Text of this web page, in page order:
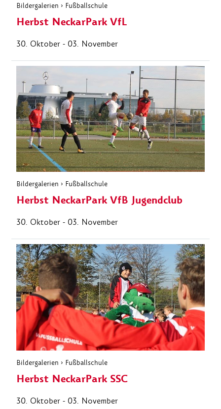
Bildergalerien › Fußballschule
Herbst NeckarPark VfL
30. Oktober - 03. November
Bildergalerien › Fußballschule
Herbst NeckarPark VfB Jugendclub
30. Oktober - 03. November
Bildergalerien › Fußballschule
Herbst NeckarPark SSC
30. Oktober - 03. November